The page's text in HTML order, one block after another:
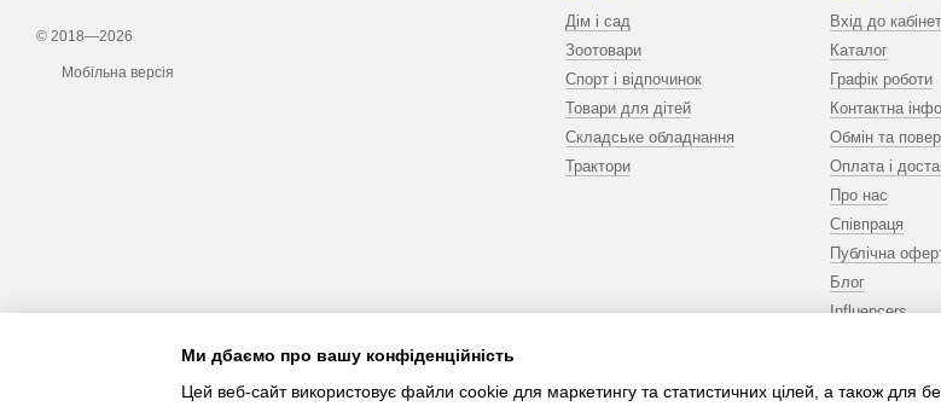
© 2018—2026
Мобільна версія
Дім і сад
Зоотовари
Спорт і відпочинок
Товари для дітей
Складське обладнання
Трактори
Вхід до
Каталог
Графік роботи
Контактна
Обмін та
Оплата і
Про нас
Співпраця
Публічна
Блог
Influencers
Ми дбаємо про вашу конфіденційність
Цей веб-сайт використовує файли cookie для маркетингу та статистичних цілей, а також для